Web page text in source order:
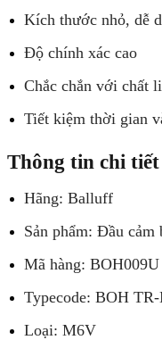
Kích thước nhỏ, dễ
Độ chính xác cao
Chắc chắn với chất
Tiết kiệm thời gian
Thông tin chi
Hãng: Balluff
Sản phẩm: Đầu cảm
Mã hàng: BOH009U
Typecode: BOH
Loại: M6V